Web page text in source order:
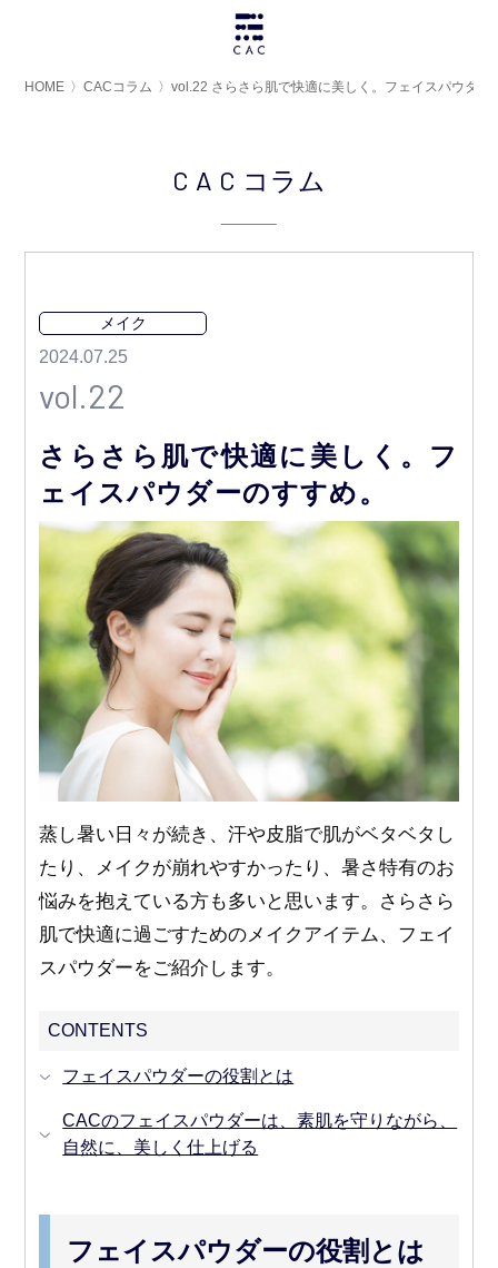
HOME 〉CACコラム 〉vol.22 さらさら肌で快適に美しく。フェイスパウダー
CAC コラム
メイク
2024.07.25
vol.22
さらさら肌で快適に美しく。フ
ェイスパウダーのすすめ。
蒸し暑い日々が続き、汗や皮脂で肌がベタベタし
たり、メイクが崩れやすかったり、暑さ特有のお
悩みを抱えている方も多いと思います。さらさら
肌で快適に過ごすためのメイクアイテム、フェイ
スパウダーをご紹介します。
CONTENTS
フェイスパウダーの役割とは
CACのフェイスパウダーは、素肌を守りながら、
自然に、美しく仕上げる
フェイスパウダーの役割とは